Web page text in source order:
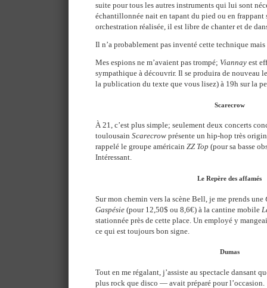
suite pour tous les autres instruments qui lui sont
échantillonnée nait en tapant du pied ou en frappant
orchestration réalisée, il est libre de chanter et de
Il n’a probablement pas inventé cette technique
Mes espions ne m’avaient pas trompé; Viannay est
sympathique à découvrir. Il se produira de nouveau
la publication du texte que vous lisez) à 19h sur la
Scarecrow
À 21, c’est plus simple; seulement deux concerts
toulousain Scarecrow présente un hip-hop très
rappelé le groupe américain ZZ Top (pour sa basse
Intéressant.
Le Repère des affamés
Sur mon chemin vers la scène Bell, je me prends une
Gaspésie (pour 12,50$ ou 8,6€) à la cantine mobile
stationnée près de cette place. Un employé y
ce qui est toujours bon signe.
Dumas
Tout en me régalant, j’assiste au spectacle dansant
plus rock que disco — avait préparé pour l’occasion.